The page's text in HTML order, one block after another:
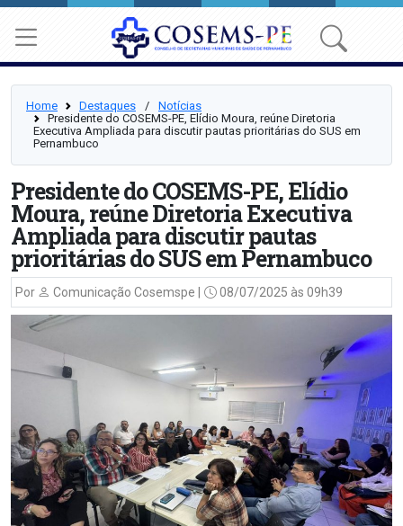
Home Destaques ⠀/⠀ Notícias
Presidente do COSEMS-PE, Elídio Moura, reúne Diretoria
Executiva Ampliada para discutir pautas prioritárias do SUS em
Pernambuco
Presidente do COSEMS-PE, Elídio
Moura, reúne Diretoria Executiva
Ampliada para discutir pautas
prioritárias do SUS em Pernambuco
Por Comunicação Cosemspe | 08/07/2025 às 09h39